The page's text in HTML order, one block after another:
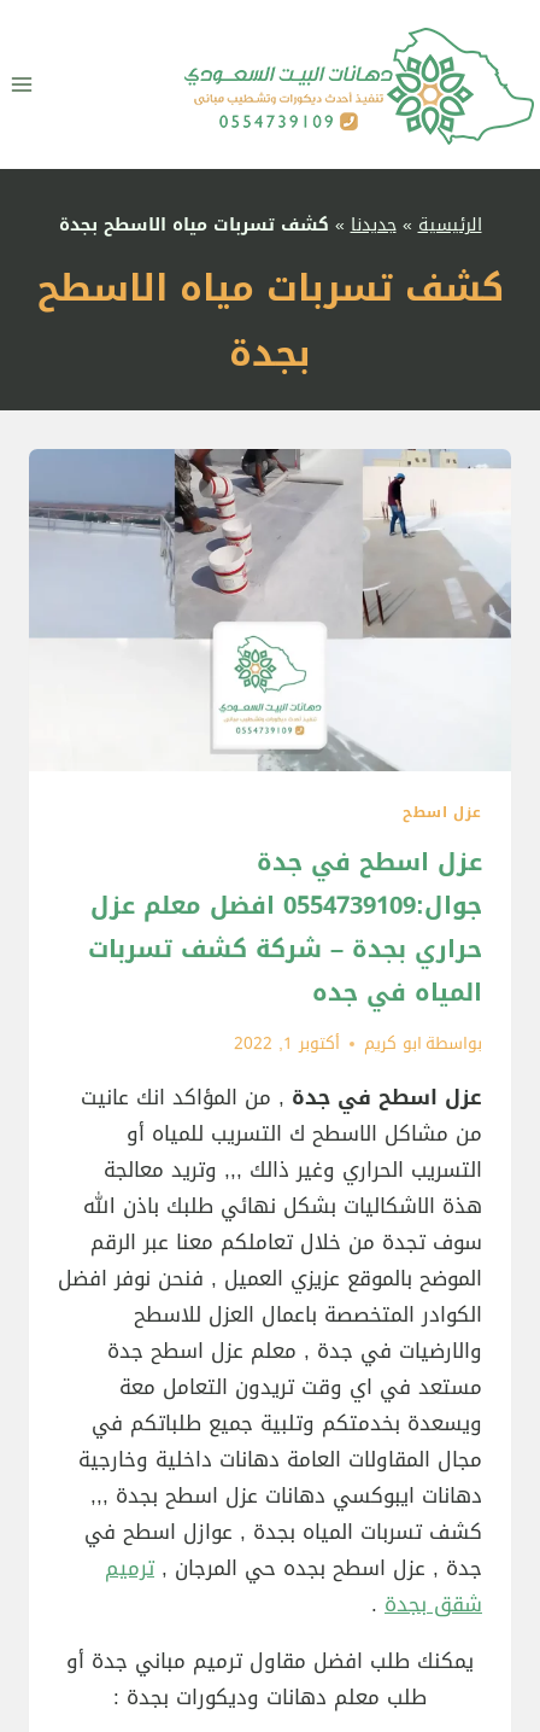
المحتوى
الرئيسية»جديدنا» كشف تسربات مياه الاسطح بجدة
كشف تسربات مياه الاسطح
بجدة
عزل اسطح
عزل اسطح في جدة
جوال:0554739109 افضل معلم عزل
حراري بجدة – شركة كشف تسربات
المياه في جده
بواسطة ابو كريم أكتوبر 1, 2022
عزل اسطح في جدة , من المؤاكد انك عانيت
من مشاكل الاسطح ك التسريب للمياه أو
التسريب الحراري وغير ذالك ,,, وتريد معالجة
هذة الاشكاليات بشكل نهائي طلبك باذن الله
سوف تجدة من خلال تعاملكم معنا عبر الرقم
الموضح بالموقع عزيزي العميل , فنحن نوفر افضل
الكوادر المتخصصة باعمال العزل للاسطح
والارضيات في جدة , معلم عزل اسطح جدة
مستعد في اي وقت تريدون التعامل معة
ويسعدة بخدمتكم وتلبية جميع طلباتكم في
مجال المقاولات العامة دهانات داخلية وخارجية
دهانات ايبوكسي دهانات عزل اسطح بجدة ,,,
كشف تسربات المياه بجدة , عوازل اسطح في
جدة , عزل اسطح بجده حي المرجان , ترميم
شقق بجدة .
يمكنك طلب افضل مقاول ترميم مباني جدة أو
طلب معلم دهانات وديكورات بجدة :